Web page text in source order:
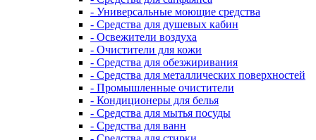
- Универсальные моющие средства
- Средства для душевых кабин
- Освежители воздуха
- Очистители для кожи
- Средства для обезжиривания
- Средства для металлических поверхностей
- Промышленные очистители
- Кондиционеры для белья
- Средства для мытья посуды
- Средства для ванн